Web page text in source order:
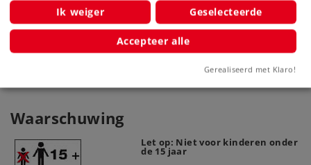
stoomgoederentrein met railovaal.
81845
Waarschuwing
Let op: Niet voor kinderen onder
de 15 jaar
Ik weiger Geselecteerde
Accepteer alle
Gerealiseerd met Klaro!